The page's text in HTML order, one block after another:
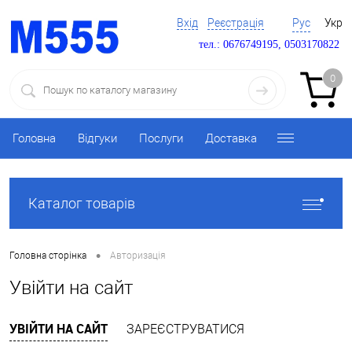
Вхід Реєстрація Рус Укр
тел.: 0676749195, 0503170822
0
Головна Відгуки Послуги Доставка
Каталог товарів
Головна сторінка • Авторизація
Увійти на сайт
УВІЙТИ НА САЙТ ЗАРЕЄСТРУВАТИСЯ